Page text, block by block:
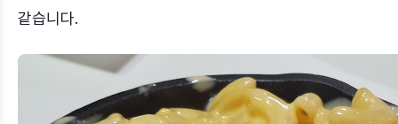
같습니다.